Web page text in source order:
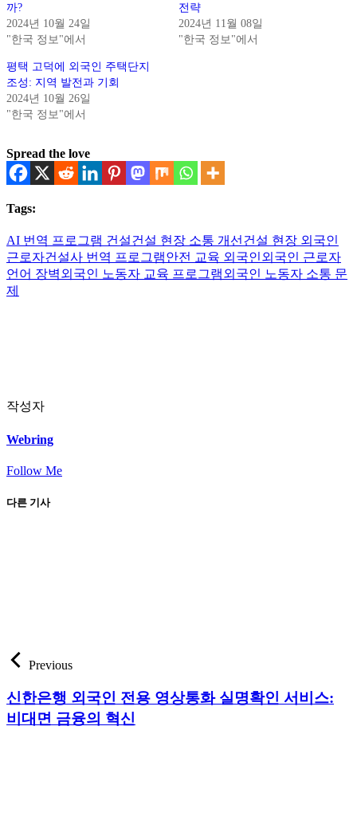
까?
2024년 10월 24일
"한국 정보"에서
전략
2024년 11월 08일
"한국 정보"에서
평택 고덕에 외국인 주택단지
조성: 지역 발전과 기회
2024년 10월 26일
"한국 정보"에서
Spread the love
Tags:
AI 번역 프로그램 건설건설 현장 소통 개선건설 현장 외국인
근로자건설사 번역 프로그램안전 교육 외국인외국인 근로자
언어 장벽외국인 노동자 교육 프로그램외국인 노동자 소통 문
제
작성자
Webring
Follow Me
다른 기사
Previous
신한은행 외국인 전용 영상통화 실명확인 서비스:
비대면 금융의 혁신